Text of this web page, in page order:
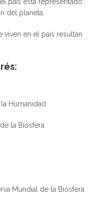
del planeta.
viven en el país resultan
Humanidad
la Biosfera
Mundial de la Biosfera